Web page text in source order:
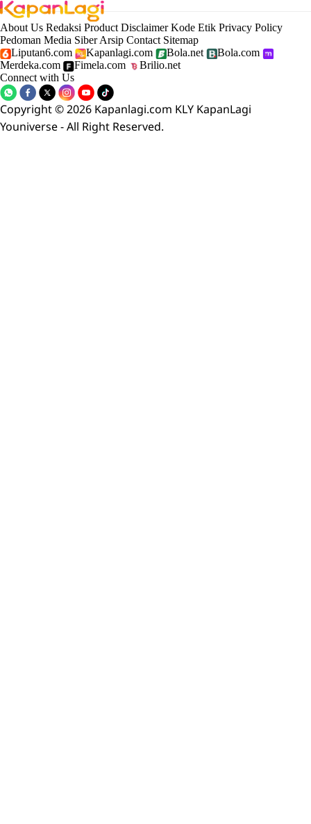
About Us Redaksi Product Disclaimer Kode Etik Privacy Policy
Pedoman Media Siber Arsip Contact Sitemap
Liputan6.com
Kapanlagi.com Bola.net
Bola.com
Merdeka.com
Fimela.com
Brilio.net
Connect with Us
Copyright © 2026 Kapanlagi.com KLY KapanLagi
Youniverse - All Right Reserved.